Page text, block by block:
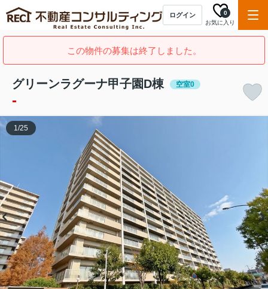
ログイン
お気に入り
0
この物件の募集は終了しました。
グリーンラグーナ甲子園D棟 空室0
-
1/25